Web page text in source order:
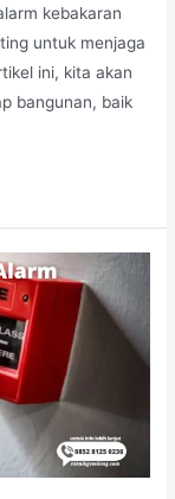
kebakaran
untuk menjaga
ini, kita akan
bangunan, baik